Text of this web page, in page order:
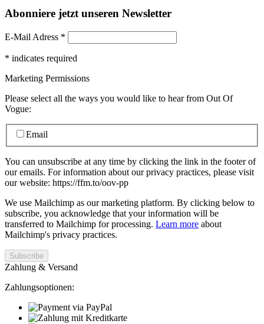
Abonniere jetzt unseren Newsletter
E-Mail Adress *
* indicates required
Marketing Permissions
Please select all the ways you would like to hear from Out Of
Vogue:
Email
You can unsubscribe at any time by clicking the link in the footer of
our emails. For information about our privacy practices, please visit
our website: https://ffm.to/oov-pp
We use Mailchimp as our marketing platform. By clicking below to
subscribe, you acknowledge that your information will be
transferred to Mailchimp for processing. Learn more about
Mailchimp's privacy practices.
Zahlung & Versand
Zahlungsoptionen: